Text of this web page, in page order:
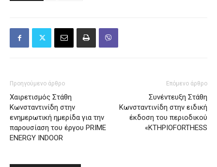
Προηγούμενο άρθρο
Χαιρετισμός Στάθη
Κωνσταντινίδη στην
ενημερωτική ημερίδα για την
παρουσίαση του έργου PRIME
ENERGY INDOOR
Επόμενο άρθρο
Συνέντευξη Στάθη
Κωνσταντινίδη στην ειδική
έκδοση του περιοδικού
«ΚΤΗΡΙΟFORTHESS